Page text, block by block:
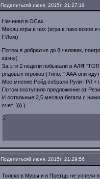
Поделиться8 июня, 2015г. 21:27:19
Начинал в ОСах
Месяц игры в них (игра в пако возов
ПЛом)
Потом я добрал кп до 8 человек,
казну)
За эти 2 недели побывали в АЛЯ "ТОП
рядовых игроков (Типо: " ААА они
Мое мнение Рейд собрали Рулит РЛ +
Потом поступило предложение от
И остальные 2,5 месяца бегали с
счет=))) )
0
Поделиться8 июня, 2015г. 21:29:56
Только в Муры и в Претцы не успели